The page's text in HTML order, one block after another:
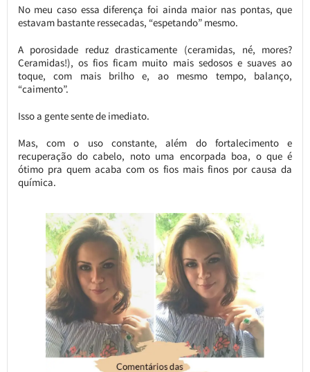
No meu caso essa diferença foi ainda maior nas pontas, que
estavam bastante ressecadas, “espetando” mesmo.
A porosidade reduz drasticamente (ceramidas, né, mores?
Ceramidas!), os fios ficam muito mais sedosos e suaves ao
toque, com mais brilho e, ao mesmo tempo, balanço,
“caimento”.
Isso a gente sente de imediato.
Mas, com o uso constante, além do fortalecimento e
recuperação do cabelo, noto uma encorpada boa, o que é
ótimo pra quem acaba com os fios mais finos por causa da
química.